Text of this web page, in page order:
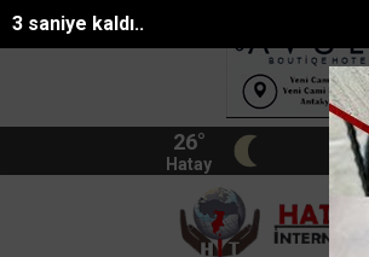
1 saniye kaldı..
26°
Hatay